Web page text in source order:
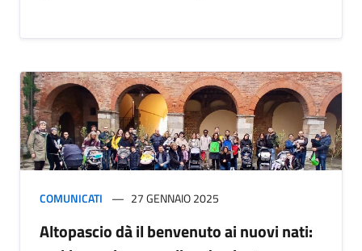
COMUNICATI 27 GENNAIO 2025
Altopascio dà il benvenuto ai nuovi nati: